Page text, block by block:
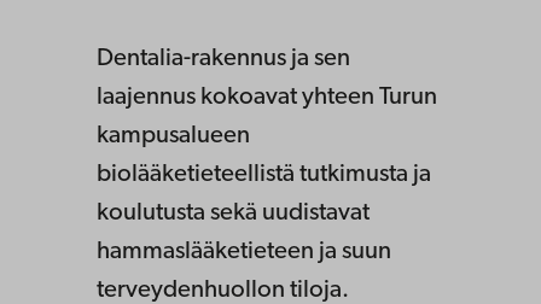
Dentalia-rakennus ja sen
laajennus kokoavat yhteen Turun
kampusalueen
biolääketieteellistä tutkimusta ja
koulutusta sekä uudistavat
hammaslääketieteen ja suun
terveydenhuollon tiloja.